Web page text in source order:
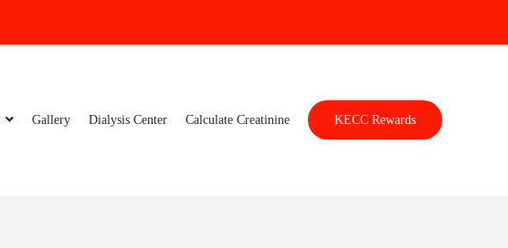
Gallery Dialysis Center Calculate Creatinine KECC Rewards